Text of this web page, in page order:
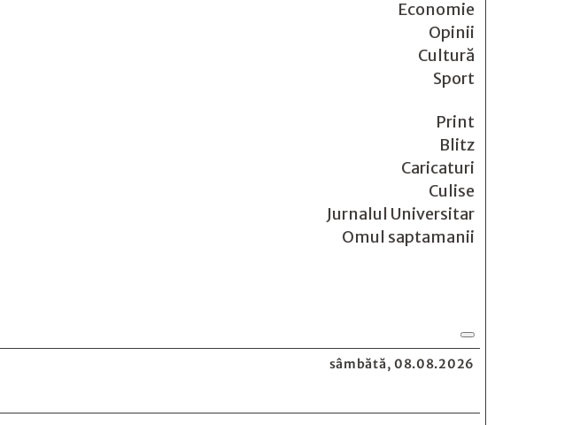
Economie
Opinii
Cultură
Sport
Print
Blitz
Caricaturi
Culise
Jurnalul Universitar
Omul saptamanii
sâmbătă, 08.08.2026